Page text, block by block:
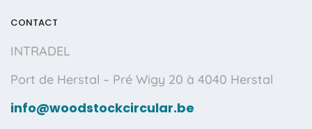
CONTACT
INTRADEL
Port de Herstal – Pré Wigy 20 à 4040 Herstal
info@woodstockcircular.be